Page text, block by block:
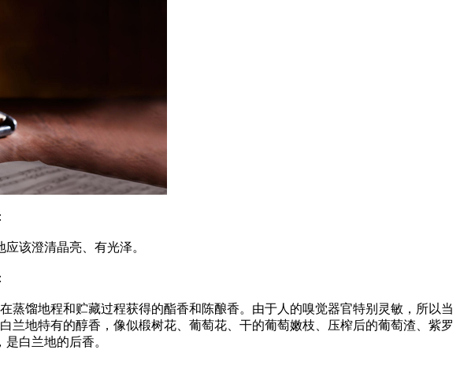
该澄清晶亮、有光泽。
馏地程和贮藏过程获得的酯香和陈酿香。由于人的嗅觉器官特别灵敏，所以当
地特有的醇香，像似椴树花、葡萄花、干的葡萄嫩枝、压榨后的葡萄渣、紫罗
白兰地的后香。